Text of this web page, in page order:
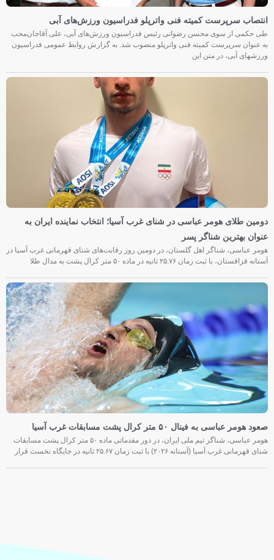
انتصاب سرپرست کمیته فنی واترپلو فدراسیون ورزش‌های آبی
طی حکمی از سوی محسن رضوانی رئیس فدراسیون ورزش‌های آبی، علی آقاجان‌محب
به عنوان سرپرست کمیته فنی واترپلو منصوب شد. به گزارش روابط عمومی فدراسیون
ورزشهای آبی، در متن این
دومین طلای هومر عباسی در شنای غرب آسیا؛ انتخاب نماینده ایران به
عنوان بهترین شناگر پسر
هومر عباسی، شناگر اهل گلستان، در دومین روز رقابت‌های شنای قهرمانی غرب آسیا در
آستانه قزاقستان، با ثبت زمان ۲۵.۷۶ ثانیه در ماده ۵۰ متر کرال پشت به مدال طلا
صعود هومر عباسی به فینال ۵۰ متر کرال پشت مسابقات غرب آسیا
هومر عباسی، شناگر تیم ملی ایران، در دور مقدماتی ماده ۵۰ متر کرال پشت مسابقات
شنای قهرمانی غرب آسیا (آستانه ۲۰۲۶) با ثبت زمان ۲۵.۶۷ ثانیه در جایگاه نخست قرار